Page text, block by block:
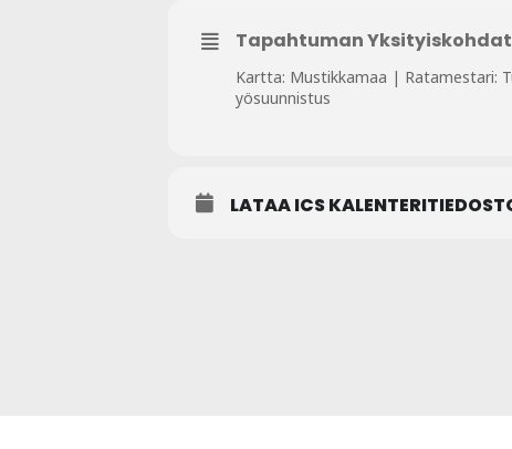
Tapahtuman Yksityiskohdat
Kartta: Mustikkamaa | Ratamestari:
yösuunnistus
LATAA ICS